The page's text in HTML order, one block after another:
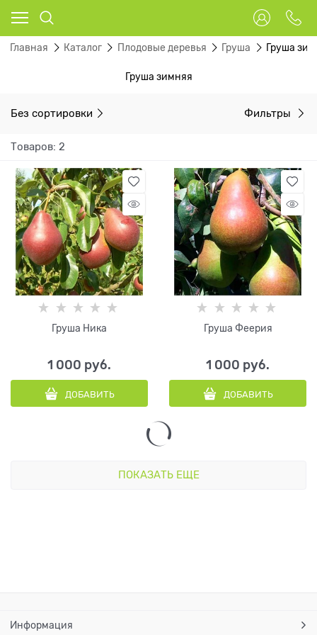
Главная Каталог Плодовые деревья Груша Груша
Груша зимняя
Без сортировки Фильтры
Товаров: 2
Груша Ника
1 000 руб.
ДОБАВИТЬ
Груша Феерия
1 000 руб.
ДОБАВИТЬ
ПОКАЗАТЬ ЕЩЕ
Информация